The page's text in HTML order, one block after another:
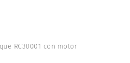
RC30001 con motor